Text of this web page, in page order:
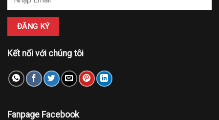
Kết nối với chúng tôi
Fanpage Facebook